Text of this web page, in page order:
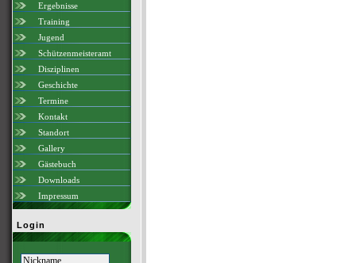
Ergebnisse
Training
Jugend
Schützenmeisteramt
Disziplinen
Geschichte
Termine
Kontakt
Standort
Gallery
Gästebuch
Downloads
Impressum
Login